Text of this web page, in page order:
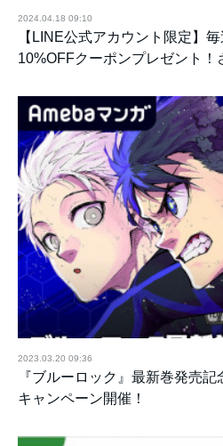
2024.04.18 09:10
【LINE公式アカウント限定】
10%OFFクーポンプレゼント
2023.03.20 09:36
『ブルーロック』最新巻発売
キャンペーン開催！